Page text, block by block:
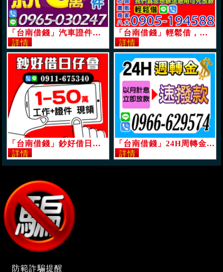
「台南借錢」汽車證件借款，金主自營立即放款，6萬內，安心借安心還「即樂貸」 「台南借錢」輕鬆借，補貨周轉不求人，我們為您想辦法急用可先放款，借9萬實拿8.1萬，多種方案「即樂貸」
「台南借錢」鈔好借日日會，快速撥款專案，1-50萬，工作+證件現領「即樂貸」 「台南借錢」24H周轉金，以月計息，速撥款，分期攤還，民間信用借款「即樂貸」
防範詐騙提醒